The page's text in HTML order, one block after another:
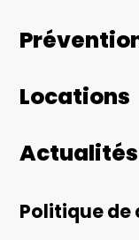
Locations
Actualités
Politique